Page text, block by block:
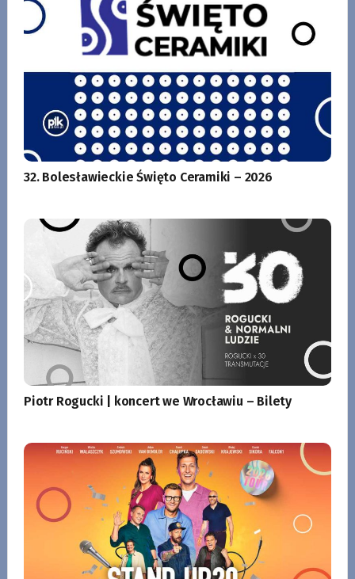
32. Bolesławieckie Święto Ceramiki – 2026
Piotr Rogucki | koncert we Wrocławiu – Bilety